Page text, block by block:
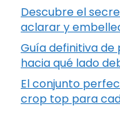
Descubre el
aclarar y
Guía definitiva de
hacia qué lado
El conjunto
crop top para